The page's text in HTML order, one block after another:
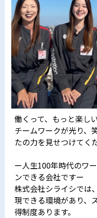
働くって、もっと楽しい
チームワークが光り、
たの力を見せつけてく
ー人生100年時代のワ
ンできる会社ですー
株式会社シライシでは
現できる環境があり、
得制度あります。